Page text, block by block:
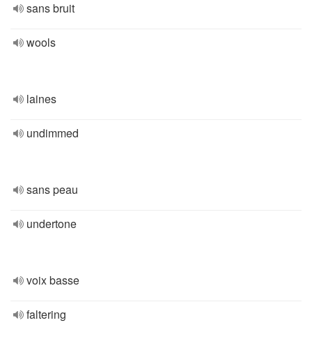
sans bruit
wools
laines
undimmed
sans peau
undertone
voix basse
faltering